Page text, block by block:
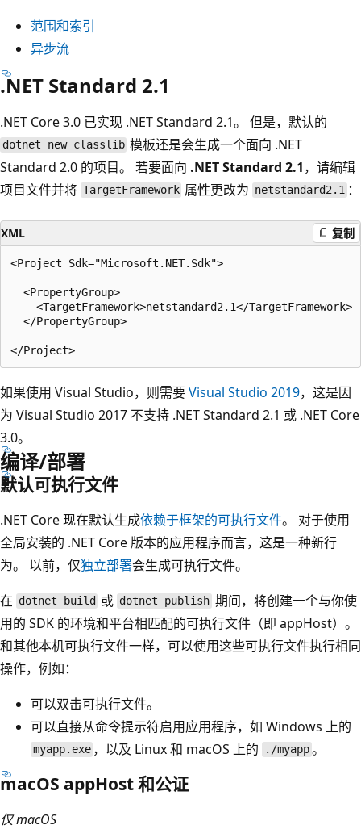
范围和索引
异步流
.NET Standard 2.1
.NET Core 3.0 已实现 .NET Standard 2.1。 但是，默认的
dotnet new classlib 模板还是会生成一个面向 .NET
Standard 2.0 的项目。 若要面向 .NET Standard 2.1，请编辑
项目文件并将 TargetFramework 属性更改为 netstandard2.1 ：
XML 复制
<Project Sdk="Microsoft.NET.Sdk">
  <PropertyGroup>
    <TargetFramework>netstandard2.1</TargetFramework>
  </PropertyGroup>
如果使用 Visual Studio，则需要Visual Studio 2019，这是因
为 Visual Studio 2017 不支持 .NET Standard 2.1 或 .NET Core
3.0。
编译/部署
默认可执行文件
.NET Core 现在默认生成依赖于框架的可执行文件。 对于使用
全局安装的 .NET Core 版本的应用程序而言，这是一种新行
为。 以前，仅独立部署会生成可执行文件。
在 dotnet build 或 dotnet publish 期间，将创建一个与你使
用的 SDK 的环境和平台相匹配的可执行文件（即 appHost） 。
和其他本机可执行文件一样，可以使用这些可执行文件执行相同
操作，例如：
可以双击可执行文件。
可以直接从命令提示符启用应用程序，如 Windows 上的
myapp.exe ，以及 Linux 和 macOS 上的 ./myapp。
macOS appHost 和公证
仅 macOS